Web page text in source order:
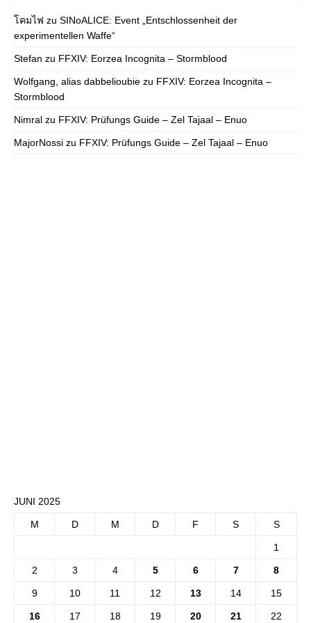
โคมไฟ zu SINoALICE: Event „Entschlossenheit der
experimentellen Waffe“
Stefan zu FFXIV: Eorzea Incognita – Stormblood
Wolfgang, alias dabbelioubie zu FFXIV: Eorzea Incognita –
Stormblood
Nimral zu FFXIV: Prüfungs Guide – Zel Tajaal – Enuo
MajorNossi zu FFXIV: Prüfungs Guide – Zel Tajaal – Enuo
JUNI 2025
M D M D F S S
1
2 3 4 5 6 7 8
9 10 11 12 13 14 15
16 17 18 19 20 21 22